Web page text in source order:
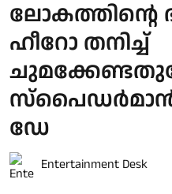
ലോകത്തിന്റെ
ഹീറോ തനിച്ച്
ഡേ
Entertainment Desk